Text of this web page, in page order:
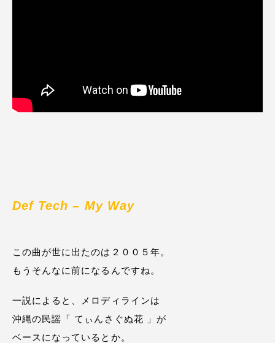
Def Tech – My Way
この曲が世に出たのは２００５年。
もうそんなに前になるんですね。
一説によると、メロディラインは
沖縄の民謡「 てぃんさぐぬ花 」が
ベースになっているとか。